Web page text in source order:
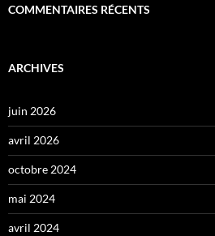
COMMENTAIRES RÉCENTS
ARCHIVES
juin 2026
avril 2026
octobre 2024
mai 2024
avril 2024